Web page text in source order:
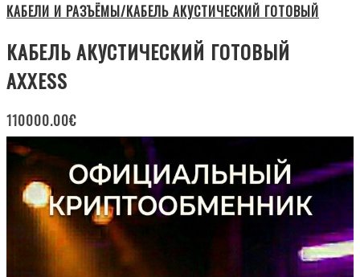
КАБЕЛИ И РАЗЪЁМЫ/КАБЕЛЬ АКУСТИЧЕСКИЙ ГОТОВЫЙ
КАБЕЛЬ АКУСТИЧЕСКИЙ ГОТОВЫЙ
AXXESS
110000.00€